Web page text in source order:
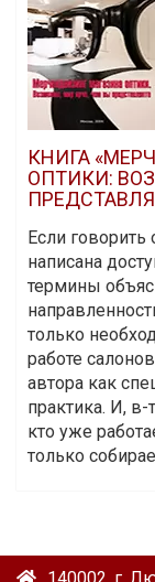
КНИГА
ОПТИКИ:
Если говорить
написана
термины
только
работе
автора как
практика. И, в-
кто уже
только
140002, г.